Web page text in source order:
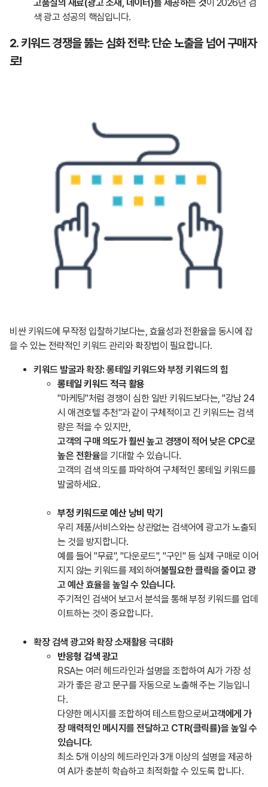
고품질의 재료(광고 소재, 데이터)를 제공하는 것이 2026년 검
색 광고 성공의 핵심입니다.
2. 키워드 경쟁을 뚫는 심화 전략: 단순 노출을 넘어 구매자
로!
비싼 키워드에 무작정 입찰하기보다는, 효율성과 전환율을 동시에 잡
을 수 있는 전략적인 키워드 관리와 확장법이 필요합니다.
키워드 발굴과 확장: 롱테일 키워드와 부정 키워드의 힘
롱테일 키워드 적극 활용
"마케팅"처럼 경쟁이 심한 일반 키워드보다는, "강남 24
시 애견호텔 추천"과 같이 구체적이고 긴 키워드는 검색
량은 적을 수 있지만,
고객의 구매 의도가 훨씬 높고 경쟁이 적어 낮은 CPC로
높은 전환율을 기대할 수 있습니다.
고객의 검색 의도를 파악하여 구체적인 롱테일 키워드를
발굴하세요.
부정 키워드로 예산 낭비 막기
우리 제품/서비스와는 상관없는 검색어에 광고가 노출되
는 것을 방지합니다.
예를 들어 "무료", "다운로드", "구인" 등 실제 구매로 이어
지지 않는 키워드를 제외하여불필요한 클릭을 줄이고 광
고 예산 효율을 높일 수 있습니다.
주기적인 검색어 보고서 분석을 통해 부정 키워드를 업데
이트하는 것이 중요합니다.
확장 검색 광고와 확장 소재활용 극대화
반응형 검색 광고
RSA는 여러 헤드라인과 설명을 조합하여 AI가 가장 성
과가 좋은 광고 문구를 자동으로 노출해 주는 기능입니
다.
다양한 메시지를 조합하여 테스트함으로써고객에게 가
장 매력적인 메시지를 전달하고 CTR(클릭률)을 높일 수
있습니다.
최소 5개 이상의 헤드라인과 3개 이상의 설명을 제공하
여 AI가 충분히 학습하고 최적화할 수 있도록 합니다.